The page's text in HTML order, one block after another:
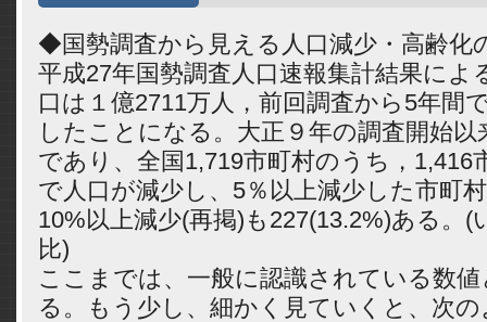
◆国勢調査から見える人口減少・高齢化
平成27年国勢調査人口速報集計結果によ
口は１億2711万人，前回調査から5年間
したことになる。大正９年の調査開始
であり、全国1,719市町村のうち，1,416
で人口が減少し、5％以上減少した市町
10%以上減少(再掲)も227(13.2%)ある。(
比)
ここまでは、一般に認識されている数
る。もう少し、細かく見ていくと、次